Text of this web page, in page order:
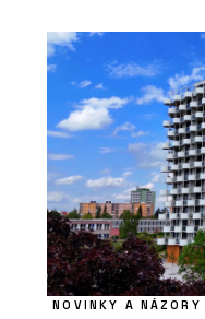
NOVINKY A NÁZORY